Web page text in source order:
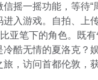
摇一摇功能，等待
入游戏。自拍、上
亚笔下的角色。既
酷无情的夏洛克？
，访问首都伦敦，